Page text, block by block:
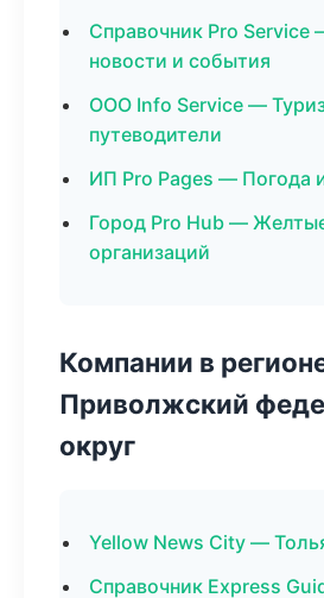
Справочник Pro Service
новости и события
ООО Info Service —
путеводители
ИП Pro Pages — Погода
Город Pro Hub —
организаций
Компании в
Приволжский
округ
Yellow News City —
Справочник Express